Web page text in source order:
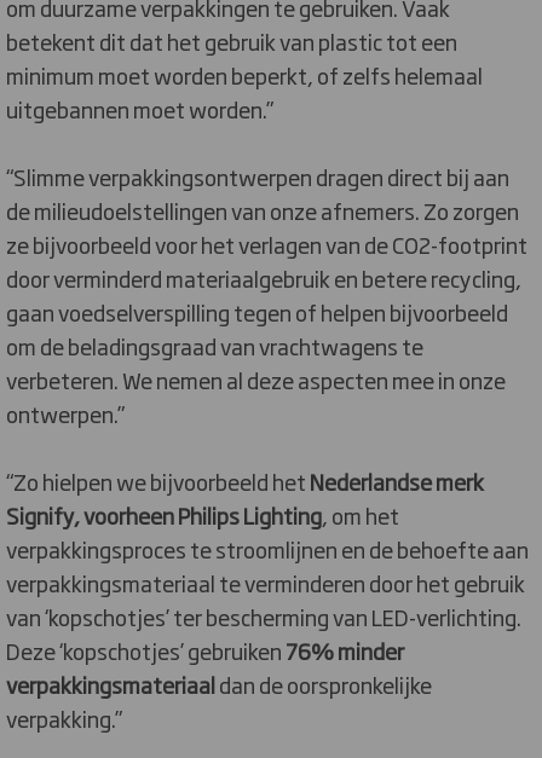
om duurzame verpakkingen te gebruiken. Vaak
betekent dit dat het gebruik van plastic tot een
minimum moet worden beperkt, of zelfs helemaal
uitgebannen moet worden.”
“Slimme verpakkingsontwerpen dragen direct bij aan
de milieudoelstellingen van onze afnemers. Zo zorgen
ze bijvoorbeeld voor het verlagen van de CO2-footprint
door verminderd materiaalgebruik en betere recycling,
gaan voedselverspilling tegen of helpen bijvoorbeeld
om de beladingsgraad van vrachtwagens te
verbeteren. We nemen al deze aspecten mee in onze
ontwerpen.”
“Zo hielpen we bijvoorbeeld hetNederlandse merk
Signify, voorheen Philips Lighting, om het
verpakkingsproces te stroomlijnen en de behoefte aan
verpakkingsmateriaal te verminderen door het gebruik
van ‘kopschotjes’ ter bescherming van LED-verlichting.
Deze ‘kopschotjes’ gebruiken76% minder
verpakkingsmateriaaldan de oorspronkelijke
verpakking.”